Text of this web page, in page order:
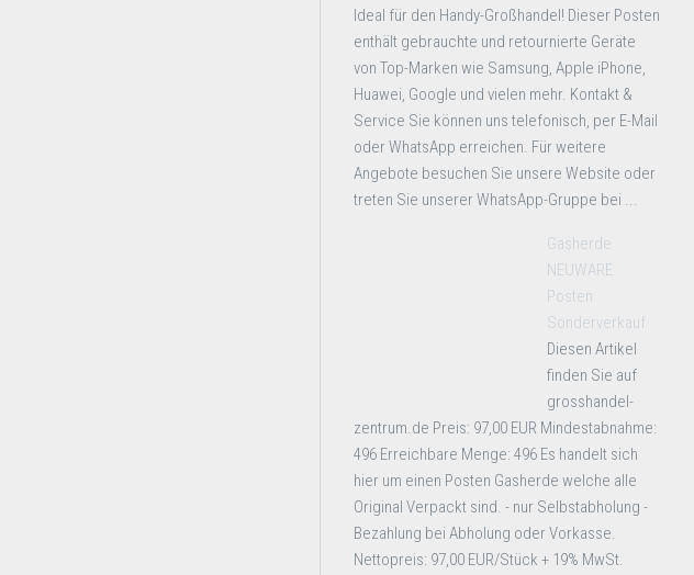
Ideal für den Handy-Großhandel! Dieser Posten
enthält gebrauchte und retournierte Geräte
von Top-Marken wie Samsung, Apple iPhone,
Huawei, Google und vielen mehr. Kontakt &
Service Sie können uns telefonisch, per E-Mail
oder WhatsApp erreichen. Für weitere
Angebote besuchen Sie unsere Website oder
treten Sie unserer WhatsApp-Gruppe bei ...
Gasherde
NEUWARE
Posten
Sonderverkauf
Diesen Artikel
finden Sie auf
grosshandel-
zentrum.de Preis: 97,00 EUR Mindestabnahme:
496 Erreichbare Menge: 496 Es handelt sich
hier um einen Posten Gasherde welche alle
Original Verpackt sind. - nur Selbstabholung -
Bezahlung bei Abholung oder Vorkasse.
Nettopreis: 97,00 EUR/Stück + 19% MwSt.